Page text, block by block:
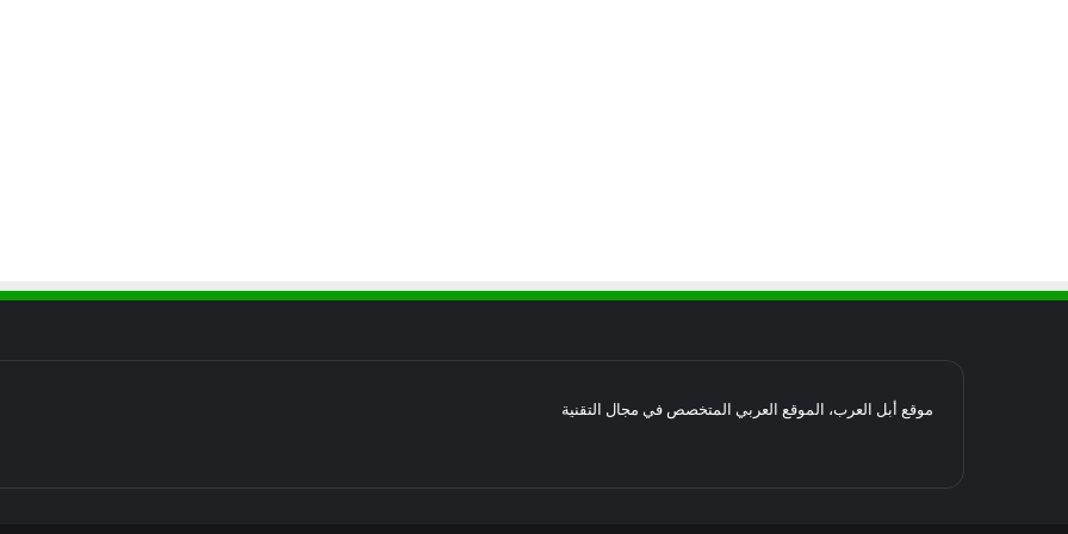
موقع أبل العرب، الموقع العربي المتخصص في مجال التقنية